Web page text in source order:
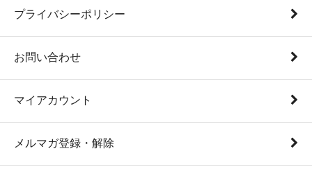
プライバシーポリシー
お問い合わせ
マイアカウント
メルマガ登録・解除